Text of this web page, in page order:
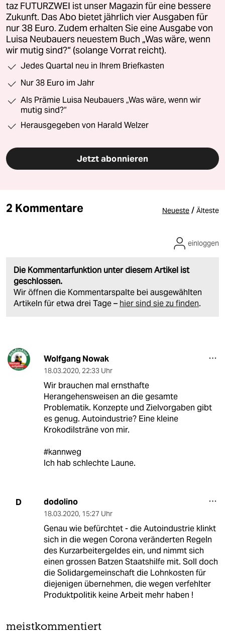
taz FUTURZWEI ist unser Magazin für eine bessere
Zukunft. Das Abo bietet jährlich vier Ausgaben für
nur 38 Euro. Zudem erhalten Sie eine Ausgabe von
Luisa Neubauers neuestem Buch „Was wäre, wenn
wir mutig sind?“ (solange Vorrat reicht).
Jedes Quartal neu in Ihrem Briefkasten
Nur 38 Euro im Jahr
Als Prämie Luisa Neubauers „Was wäre, wenn wir
mutig sind?“
Herausgegeben von Harald Welzer
Jetzt abonnieren
2 Kommentare Neueste / Älteste
Die Kommentarfunktion unter diesem Artikel ist
geschlossen.
Wir öffnen die Kommentarspalte bei ausgewählten
Artikeln für etwa drei Tage – hier sind sie zu finden.
einloggen
Wolfgang Nowak
18.03.2020, 22:33 Uhr
Wir brauchen mal ernsthafte
Herangehensweisen an die gesamte
Problematik. Konzepte und Zielvorgaben gibt
es genug. Autoindustrie? Eine kleine
Krokodilsträne von mir.
#kannweg
Ich hab schlechte Laune.
D dodolino
18.03.2020, 15:27 Uhr
Genau wie befürchtet - die Autoindustrie klinkt
sich in die wegen Corona veränderten Regeln
des Kurzarbeitergeldes ein, und nimmt sich
einen grossen Batzen Staatshilfe mit. Soll doch
die Solidargemeinschaft die Lohnkosten für
diejenigen übernehmen, die wegen verfehlter
Produktpolitik keine Arbeit mehr haben !
meistkommentiert